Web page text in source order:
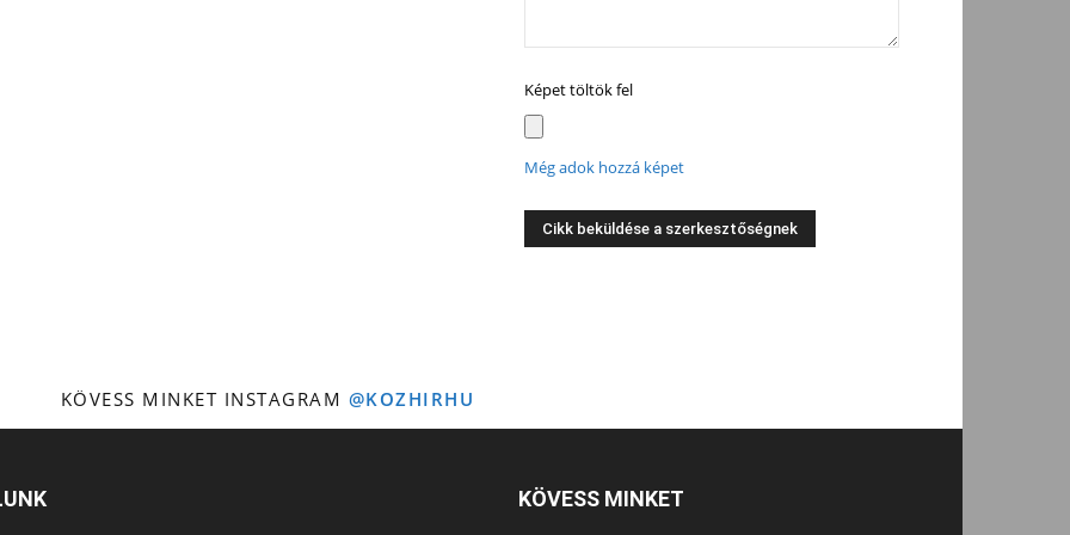
Képet töltök fel
Még adok hozzá képet
KÖVESS MINKET INSTAGRAM @KOZHIRHU
KÖVESS MINKET